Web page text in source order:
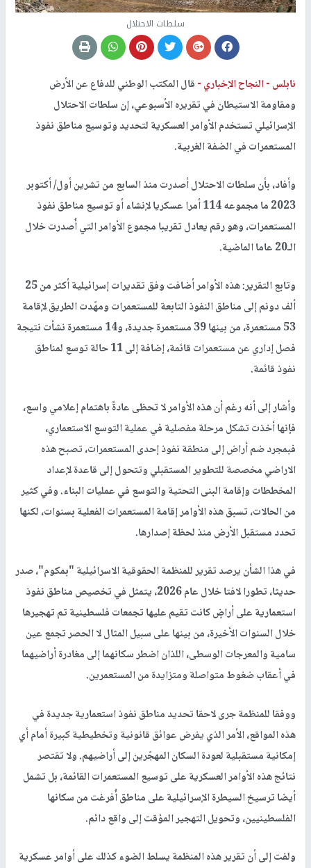
سلطات الاحتلال
نابلس -النجاح الإخباري -قال المكتب الوطني للدفاع عن الأرض
ومقاومة الاستيطان في تقريره الأسبوعي، إن سلطات الاحتلال
الإسرائيلي تستخدم الأوامر العسكرية لتحديد وتوسيع مناطق نفوذ
المستعمرات في الضفة الغربية.
وأفاد، بأن سلطات الاحتلال أصدرت منذ السابع من تشرين أول/ أكتوبر
2023 ما مجموعه 114 أمرا عسكريا لإنشاء أو توسيع مناطق نفوذ
المستعمرات، وهو رقم يعادل تقريبا مجموع الأوامر التي أُصدرت خلال
الـ20 عاما الماضية.
وتابع التقرير: هذه الأوامر أضافت وفق تقديرات إسرائيلية أكثر من 25
ألف دونم إلى مناطق النفوذ التابعة للمستعمرات ومهّدت الطريق لإقامة
53 مستعمرة، من بينها 39 مستعمرة جديدة، و14 مستعمرة نشأت نتيجة
فصل إداري عن مستعمرات قائمة، إضافة إلى 11 حالة توسع لمناطق
نفوذ قائمة.
وأشار إلى أنه رغم أن هذه الأوامر لا تحظى عادةً باهتمام إعلامي واسع،
فإنها أخذت تشكل مرحلة مفصلية في عملية التوسع الاستعماري،
فبمجرد ضم أراض إلى منطقة نفوذ إحدى المستعمرات، تصبح هذه
الاراضي مخصصة للتطوير المستقبلي وتتحول إلى قاعدة لإعداد
المخططات وإقامة البنى التحتية والتوسع في عمليات البناء. وفي كثير
من الحالات، تسبق هذه الأوامر إقامة المستعمرات الفعلية بسنوات، لكنها
تحدد مستقبل الأرض منذ لحظة إصدارها.
في هذا الشأن يرصد تقرير للمنظمة الحقوقية الاسرائيلية "بمكوم"، صدر
حديثا، تطورا لافتا خلال عام 2026، يتمثل في تخصيص مناطق نفوذ
استعمارية على أراضٍ كانت تقيم عليها تجمعات فلسطينية تم تهجيرها
خلال السنوات الأخيرة، من بينها على سبيل المثال لا الحصر تجمع عين
سامية والمعرجات الوسطى، اللذان اضطر سكانهما إلى مغادرة أراضيهما
في أعقاب ضغوط متواصلة ومتزايدة من المستعمرين.
ووفقا للمنظمة جرى لاحقا تحديد مناطق نفوذ استعمارية جديدة في
هذه المواقع، الأمر الذي يفرض عوائق قانونية وتخطيطية كبيرة أمام أي
إمكانية مستقبلية لعودة السكان المهجّرين إلى أراضيهم. ولا تقتصر
نتائج هذه الأوامر العسكرية على توسيع المستعمرات القائمة، بل تشمل
أيضا ترسيخ السيطرة الإسرائيلية على مناطق أُفرغت من سكانها
الفلسطينيين، وتحويل التهجير المؤقت إلى واقع دائم.
ولفت إلى أن تقرير هذه المنظمة يسلط الضوء كذلك على أوامر عسكرية